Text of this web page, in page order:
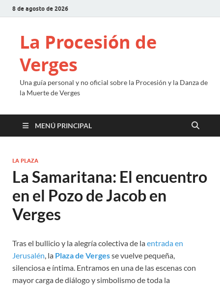
8 de agosto de 2026
La Procesión de
Verges
Una guía personal y no oficial sobre la Procesión y la Danza de
la Muerte de Verges
MENÚ PRINCIPAL
LA PLAZA
La Samaritana: El encuentro
en el Pozo de Jacob en
Verges
Tras el bullicio y la alegría colectiva de laentrada en
Jerusalén, la Plaza de Vergesse vuelve pequeña,
silenciosa e íntima. Entramos en una de las escenas con
mayor carga de diálogo y simbolismo de toda la